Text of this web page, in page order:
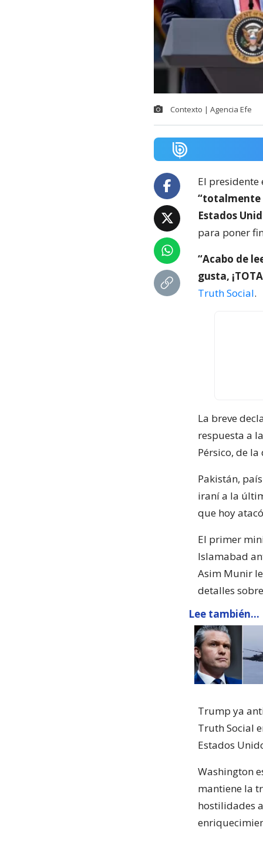
Contexto | Agencia Efe
El
“totalmente
Estados
para poner
“Acabo de
gusta,
Truth Social.
La breve
respuesta a
Pérsico, de
Pakistán,
iraní a la
que hoy
El primer
Islamabad
Asim Munir
detalles
Lee también...
Trump ya
Truth Social
Estados
Washington
mantiene la
hostilidades